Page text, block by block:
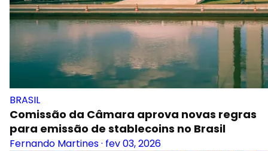
BRASIL
Comissão da Câmara aprova novas regras
para emissão de stablecoins no Brasil
Fernando Martines· fev 03, 2026